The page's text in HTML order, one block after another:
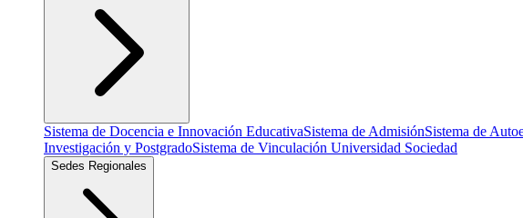
Sistema de Docencia e Innovación EducativaSistema de AdmisiónSistema de
Investigación y PostgradoSistema de Vinculación Universidad Sociedad
Sedes Regionales